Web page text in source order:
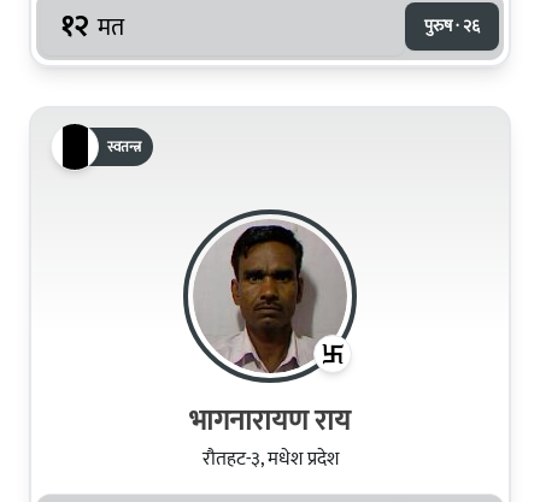
१२ मत पुरुष · २६
स्वतन्त्र
भागनारायण राय
रौतहट-३, मधेश प्रदेश